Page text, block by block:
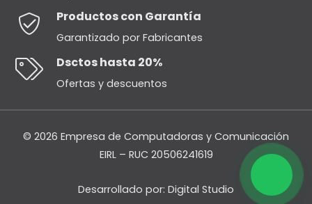
Productos con Garantía
Garantizado por Fabricantes
Dsctos hasta 20%
Ofertas y descuentos
© 2026 Empresa de Computadoras y Comunicación
EIRL – RUC 20506241619
Desarrollado por: Digital Studio